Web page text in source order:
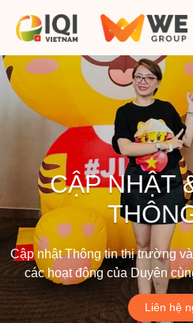
CẬP NHẬT
Cập nhật Thông tin thị trường
các hoạt động của Duyên
Liên hệ